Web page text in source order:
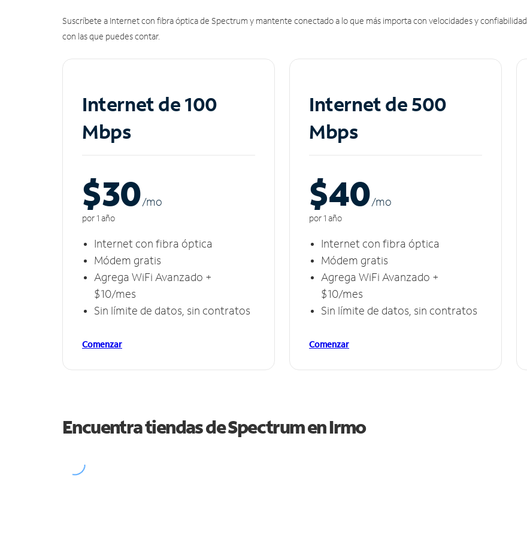
Suscríbete a Internet con fibra óptica de Spectrum y mantente conectado a lo que más importa con velocidades y confiabilidad
con las que puedes contar.
Internet de 100
Mbps
$30/mo
por 1 año
Internet con fibra óptica
Módem gratis
Agrega WiFi Avanzado +
$10/mes
Sin límite de datos, sin contratos
Comenzar
Internet de 500
Mbps
$40/mo
por 1 año
Internet con fibra óptica
Módem gratis
Agrega WiFi Avanzado +
$10/mes
Sin límite de datos, sin contratos
Comenzar
Encuentra tiendas de Spectrum enIrmo